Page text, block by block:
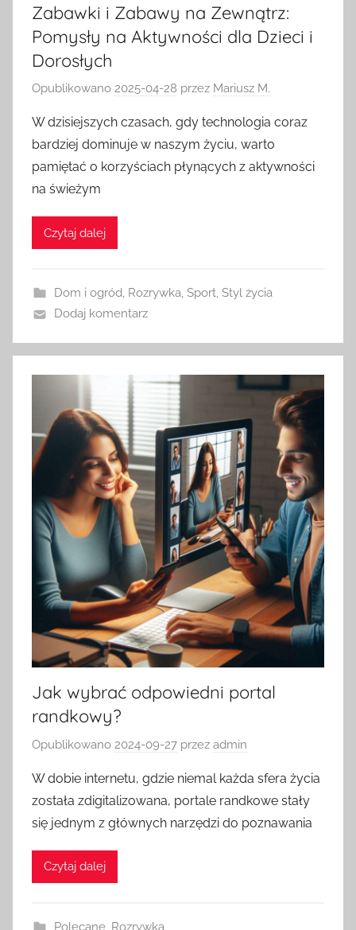
Zabawki i Zabawy na Zewnątrz:
Pomysły na Aktywności dla Dzieci i
Dorosłych
Opublikowano 2025-04-28 przez Mariusz M.
W dzisiejszych czasach, gdy technologia coraz
bardziej dominuje w naszym życiu, warto
pamiętać o korzyściach płynących z aktywności
na świeżym
Czytaj dalej
Dom i ogród, Rozrywka, Sport, Styl życia
Dodaj komentarz
Jak wybrać odpowiedni portal
randkowy?
Opublikowano 2024-09-27 przez admin
W dobie internetu, gdzie niemal każda sfera życia
została zdigitalizowana, portale randkowe stały
się jednym z głównych narzędzi do poznawania
Czytaj dalej
Polecane, Rozrywka